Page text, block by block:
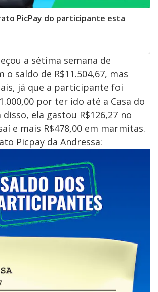
PicPay do participante esta
a sétima semana de
o saldo de R$11.504,67, mas
já que a participante foi
por ter ido até a Casa do
ela gastou R$126,27 no
e mais R$478,00 em marmitas.
Picpay da Andressa: